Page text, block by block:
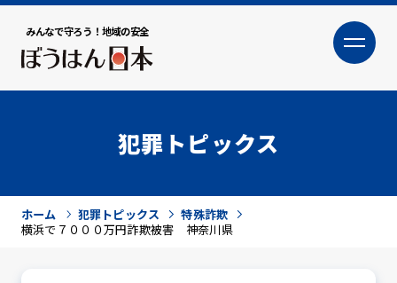
みんなで守ろう！地域の安全
大
犯罪トピックス
ホーム 犯罪トピックス
特殊詐欺
横浜で７０００万円詐欺被害 神奈川県